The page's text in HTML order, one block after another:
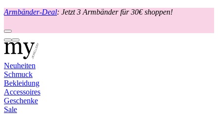
Armbänder-Deal: Jetzt 3 Armbänder für 30€ shoppen!
Neuheiten
Schmuck
Bekleidung
Accessoires
Geschenke
Sale